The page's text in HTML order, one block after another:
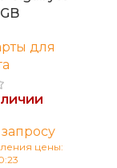
для
цены: